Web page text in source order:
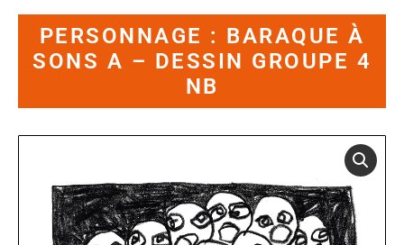
PERSONNAGE : BARAQUE À
SONS A – DESSIN GROUPE 4
NB